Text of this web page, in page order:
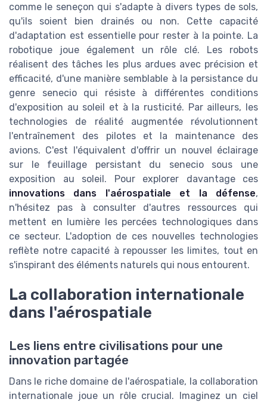
comme le seneçon qui s'adapte à divers types de sols,
qu'ils soient bien drainés ou non. Cette capacité
d'adaptation est essentielle pour rester à la pointe. La
robotique joue également un rôle clé. Les robots
réalisent des tâches les plus ardues avec précision et
efficacité, d'une manière semblable à la persistance du
genre senecio qui résiste à différentes conditions
d'exposition au soleil et à la rusticité. Par ailleurs, les
technologies de réalité augmentée révolutionnent
l'entraînement des pilotes et la maintenance des
avions. C'est l'équivalent d'offrir un nouvel éclairage
sur le feuillage persistant du senecio sous une
exposition au soleil. Pour explorer davantage ces
innovations dans l'aérospatiale et la défense,
n'hésitez pas à consulter d'autres ressources qui
mettent en lumière les percées technologiques dans
ce secteur. L'adoption de ces nouvelles technologies
reflète notre capacité à repousser les limites, tout en
s'inspirant des éléments naturels qui nous entourent.
La collaboration internationale
dans l'aérospatiale
Les liens entre civilisations pour une
innovation partagée
Dans le riche domaine de l'aérospatiale, la collaboration
internationale joue un rôle crucial. Imaginez un ciel